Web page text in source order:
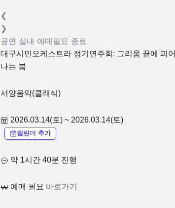
❮
❯
공연 실내 예매필요 종료
대구시민오케스트라 정기연주회: 그리움 끝에 피어
나는 봄
서양음악(클래식)
2026.03.14(토) ~ 2026.03.14(토)
캘린더 추가
약 1시간 40분 진행
예매 필요 바로가기